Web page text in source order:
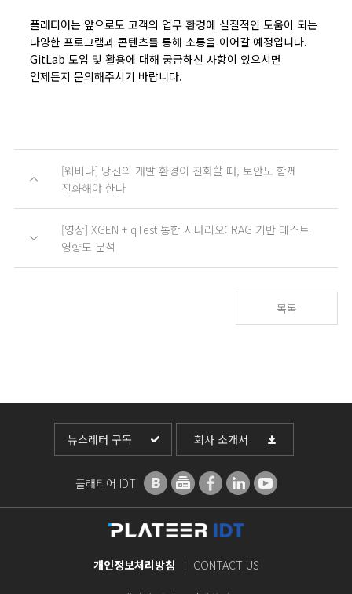
플래티어는 앞으로도 고객의 업무 환경에 실질적인 도움이 되는
다양한 프로그램과 콘텐츠를 통해 소통을 이어갈 예정입니다.
GitLab 도입 및 활용에 대해 궁금하신 사항이 있으시면
언제든지 문의해주시기 바랍니다.
[웨비나] 당신의 개발 환경이 진화할 때, 보안도 함께
진화해야 한다
[영상] XGEN + qTest 통합 시나리오: RAG 기반 테스트
영향도 분석
목록
뉴스레터 구독 회사 소개서
플래티어 IDT
개인정보처리방침 CONTACT US